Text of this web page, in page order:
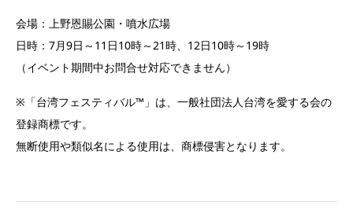
会場：上野恩賜公園・噴水広場
日時：7月9日～11日10時～21時、12日10時～19時
（イベント期間中お問合せ対応できません）
※「台湾フェスティバル™」は、一般社団法人台湾を愛する会の
登録商標です。
無断使用や類似名による使用は、商標侵害となります。